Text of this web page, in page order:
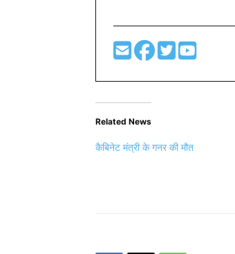
Related News
कैबिनेट मंत्री के गनर की मौत